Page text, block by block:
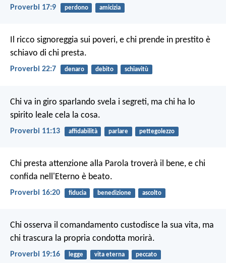
Proverbi 17:9 perdono amicizia
Il ricco signoreggia sui poveri, e chi prende in prestito è
schiavo di chi presta.
Proverbi 22:7 denaro debito schiavitù
Chi va in giro sparlando svela i segreti, ma chi ha lo
spirito leale cela la cosa.
Proverbi 11:13 affidabilità parlare pettegolezzo
Chi presta attenzione alla Parola troverà il bene, e chi
confida nell'Eterno è beato.
Proverbi 16:20 fiducia benedizione ascolto
Chi osserva il comandamento custodisce la sua vita, ma
chi trascura la propria condotta morirà.
Proverbi 19:16 legge vita eterna peccato